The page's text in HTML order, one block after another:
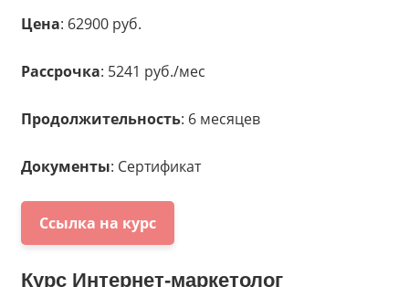
Цена: 62900 руб.
Рассрочка: 5241 руб./мес
Продолжительность: 6 месяцев
Документы: Сертификат
Ссылка на курс
Курс Интернет-маркетолог